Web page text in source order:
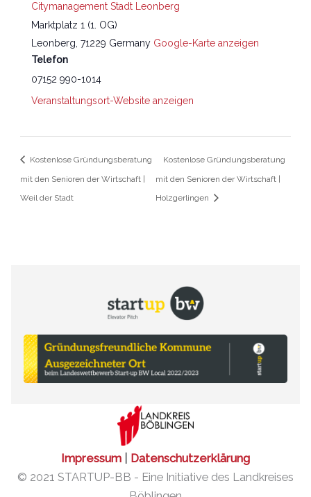
Citymanagement Stadt Leonberg
Marktplatz 1 (1. OG)
Leonberg, 71229 Germany Google-Karte anzeigen
Telefon
07152 990-1014
Veranstaltungsort-Website anzeigen
Kostenlose Gründungsberatung
mit den Senioren der Wirtschaft |
Weil der Stadt
Kostenlose Gründungsberatung
mit den Senioren der Wirtschaft |
Holzgerlingen
Impressum
Datenschutzerklärung
© 2021 STARTUP-BB - Eine Initiative des Landkreises